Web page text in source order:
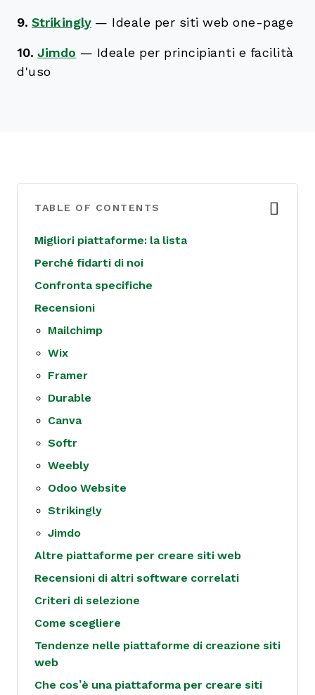
9. Strikingly — Ideale per siti web one-page
10. Jimdo — Ideale per principianti e facilità
d'uso
TABLE OF CONTENTS
Migliori piattaforme: la lista
Perché fidarti di noi
Confronta specifiche
Recensioni
Mailchimp
Wix
Framer
Durable
Canva
Softr
Weebly
Odoo Website
Strikingly
Jimdo
Altre piattaforme per creare siti web
Recensioni di altri software correlati
Criteri di selezione
Come scegliere
Tendenze nelle piattaforme di creazione siti
web
Che cos’è una piattaforma per creare siti